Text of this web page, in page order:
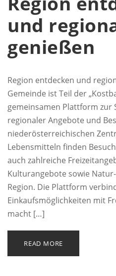
und
genießen
Region entdecken und
Gemeinde ist Teil der
gemeinsamen Plattform zur
regionaler Angebote und
niederösterreichischen
Lebensmitteln finden
auch zahlreiche
Kulturangebote sowie
Region. Die Plattform
Einkaufsmöglichkeiten mit
macht […]
READ MORE